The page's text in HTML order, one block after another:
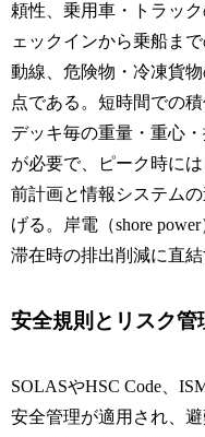
頼性、乗用車・トラッ
ェックインから乗船ま
動線、危険物・冷凍貨
点である。短時間での
デッキ毎の重量・重心
が必要で、ピーク時に
前計画と情報システム
げる。岸電（shore
滞在時の排出削減に直結
安全規則とリスク管
SOLASやHSC Code、
安全管理が適用され、